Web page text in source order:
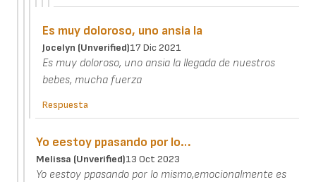
Es muy doloroso, uno ansia la
Jocelyn (unverified)17 Dic 2021
Es muy doloroso, uno ansia la llegada de nuestros
bebes, mucha fuerza
Respuesta
Yo eestoy ppasando por lo…
Melissa (unverified)13 Oct 2023
Yo eestoy ppasando por lo mismo,emocionalmente es